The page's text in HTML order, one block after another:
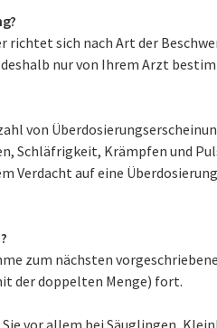
richtet sich nach Art der
nur von Ihrem Arzt
von
Schläfrigkeit, Krämpfen und
Verdacht auf eine
zum nächsten
der doppelten Menge) fort.
vor allem bei Säuglingen,